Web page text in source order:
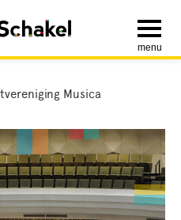
menu
Musica